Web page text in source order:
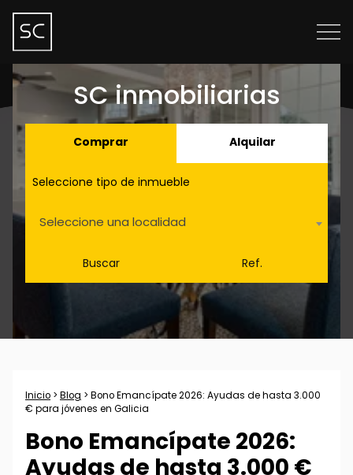
SC inmobiliarias
Comprar Alquilar
Seleccione tipo de inmueble
Seleccione una localidad
Buscar Ref.
Inicio > Blog > Bono Emancípate 2026: Ayudas de hasta 3.000
€ para jóvenes en Galicia
Bono Emancípate 2026:
Ayudas de hasta 3.000 €